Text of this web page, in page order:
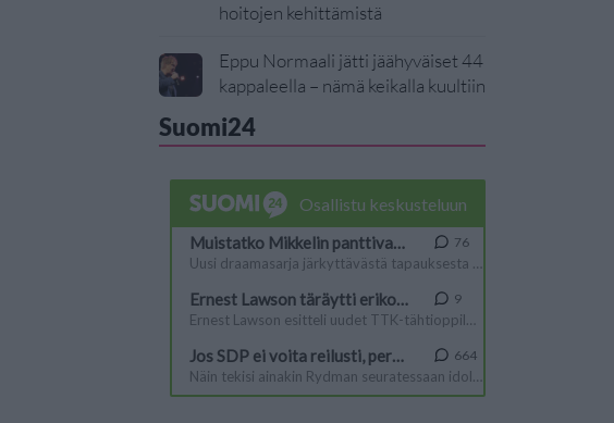
hoitojen kehittämistä
Eppu Normaali jätti jäähyväiset 44
kappaleella – nämä keikalla kuultiin
Suomi24